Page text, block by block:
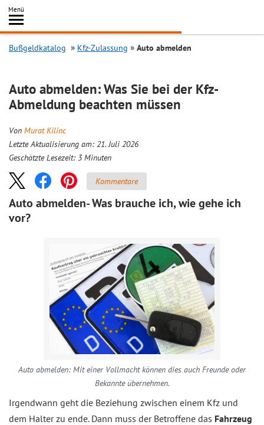
Inhalt
springen
Menü
Search
Bußgeldkatalog Kfz-Zulassung Auto abmelden
Auto abmelden: Was Sie bei der Kfz-
Abmeldung beachten müssen
Von Murat Kilinc
Letzte Aktualisierung am: 21. Juli 2026
Geschätzte Lesezeit: 3 Minuten
Kommentare
Auto abmelden- Was brauche ich, wie gehe ich
vor?
Auto abmelden: Mit einer Vollmacht können dies auch Freunde oder
Bekannte übernehmen.
Irgendwann geht die Beziehung zwischen einem Kfz und
dem Halter zu ende. Dann muss der Betroffene das Fahrzeug